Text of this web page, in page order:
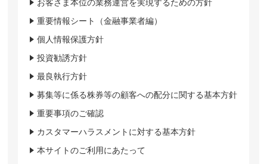
お客さま本位の業務運営を実現するための方針
重要情報シート（金融事業者編）
個人情報保護方針
投資勧誘方針
最良執行方針
募集等に係る株券等の顧客への配分に関する基本方針
重要事項のご確認
カスタマーハラスメントに対する基本方針
本サイトのご利用にあたって